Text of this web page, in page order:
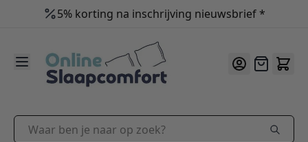
5% korting na inschrijving nieuwsbrief *
9.2 /10
Offerte
Waar ben je naar op zoek?